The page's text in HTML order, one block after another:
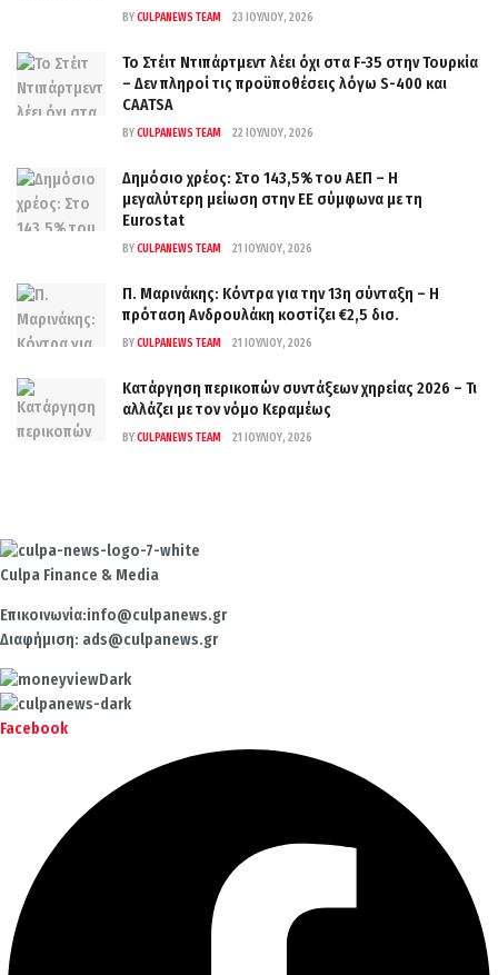
BYCULPANEWS TEAM 23 ΙΟΥΛΊΟΥ, 2026
Το Στέιτ Ντιπάρτμεντ λέει όχι στα F-35 στην Τουρκία
– Δεν πληροί τις προϋποθέσεις λόγω S-400 και
CAATSA
BYCULPANEWS TEAM 22 ΙΟΥΛΊΟΥ, 2026
Δημόσιο χρέος: Στο 143,5% του ΑΕΠ – Η
μεγαλύτερη μείωση στην ΕΕ σύμφωνα με τη
Eurostat
BYCULPANEWS TEAM 21 ΙΟΥΛΊΟΥ, 2026
Π. Μαρινάκης: Κόντρα για την 13η σύνταξη – Η
πρόταση Ανδρουλάκη κοστίζει €2,5 δισ.
BYCULPANEWS TEAM 21 ΙΟΥΛΊΟΥ, 2026
Κατάργηση περικοπών συντάξεων χηρείας 2026 – Τι
αλλάζει με τον νόμο Κεραμέως
BYCULPANEWS TEAM 21 ΙΟΥΛΊΟΥ, 2026
Culpa Finance & Media
Επικοινωνία:info@culpanews.gr
Διαφήμιση: ads@culpanews.gr
Facebook